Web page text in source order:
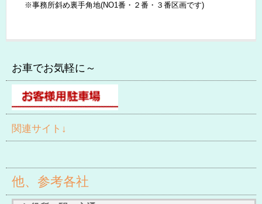
※事務所斜め裏手角地(NO1番・２番・３番区画です)
お車でお気軽に～
関連サイト↓
他、参考各社